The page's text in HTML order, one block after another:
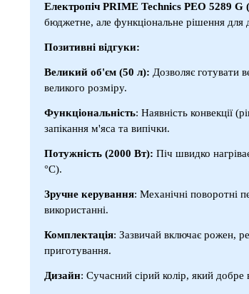
Електропіч PRIME Technics PEO 5289 G
бюджетне, але функціональне рішення для
Позитивні відгуки:
Великий об'єм (50 л): Дозволяє готувати
великого розміру.
Функціональність: Наявність конвекції
запікання м'яса та випічки.
Потужність (2000 Вт): Піч швидко
°C).
Зручне керування: Механічні поворотні
використанні.
Комплектація: Зазвичай включає рожен,
приготування.
Дизайн: Сучасний сірий колір, який добре